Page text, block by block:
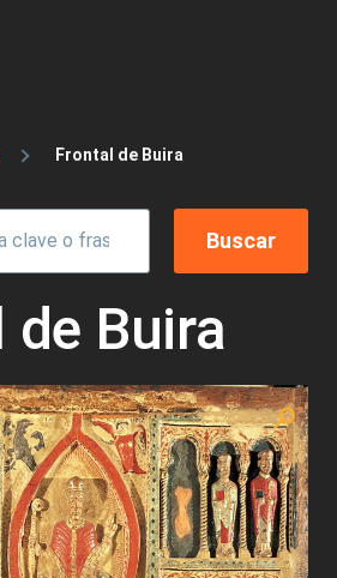
enlaces de ayuda a la
Frontal de Buira
de Buira